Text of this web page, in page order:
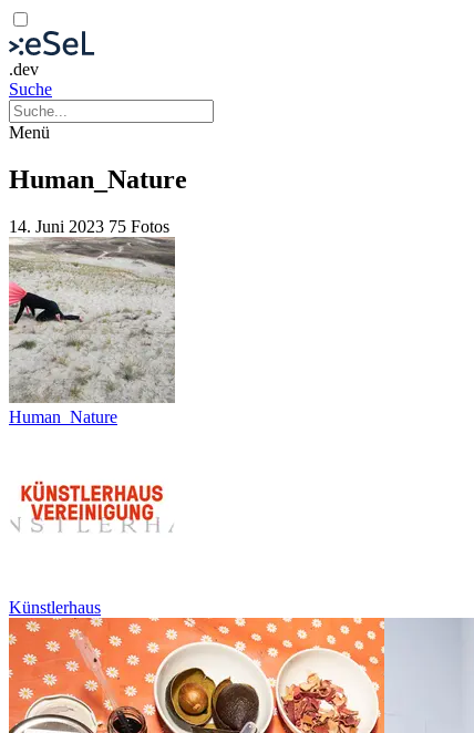
.dev
Suche
Menü
Human_Nature
14. Juni 2023 75 Fotos
Human_Nature
Künstlerhaus